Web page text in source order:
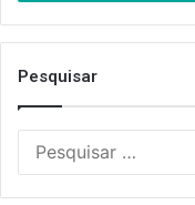
Pesquisar